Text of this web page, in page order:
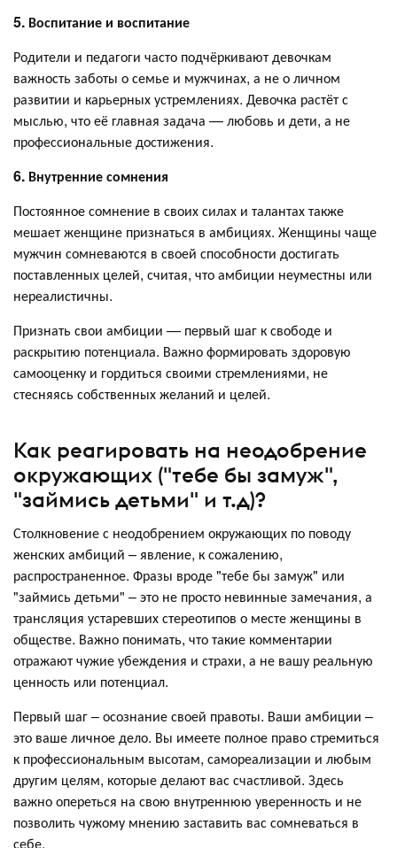
5. Воспитание и воспитание
Родители и педагоги часто подчёркивают девочкам
важность заботы о семье и мужчинах, а не о личном
развитии и карьерных устремлениях. Девочка растёт с
мыслью, что её главная задача — любовь и дети, а не
профессиональные достижения.
6. Внутренние сомнения
Постоянное сомнение в своих силах и талантах также
мешает женщине признаться в амбициях. Женщины чаще
мужчин сомневаются в своей способности достигать
поставленных целей, считая, что амбиции неуместны или
нереалистичны.
Признать свои амбиции — первый шаг к свободе и
раскрытию потенциала. Важно формировать здоровую
самооценку и гордиться своими стремлениями, не
стесняясь собственных желаний и целей.
Как реагировать на неодобрение
окружающих ("тебе бы замуж",
"займись детьми" и т.д)?
Столкновение с неодобрением окружающих по поводу
женских амбиций – явление, к сожалению,
распространенное. Фразы вроде "тебе бы замуж" или
"займись детьми" – это не просто невинные замечания, а
трансляция устаревших стереотипов о месте женщины в
обществе. Важно понимать, что такие комментарии
отражают чужие убеждения и страхи, а не вашу реальную
ценность или потенциал.
Первый шаг – осознание своей правоты. Ваши амбиции –
это ваше личное дело. Вы имеете полное право стремиться
к профессиональным высотам, самореализации и любым
другим целям, которые делают вас счастливой. Здесь
важно опереться на свою внутреннюю уверенность и не
позволить чужому мнению заставить вас сомневаться в
себе.